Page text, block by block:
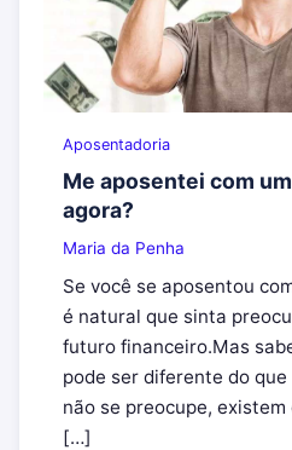
Aposentadoria
Me aposentei com
agora?
Maria da Penha
Se você se aposentou
é natural que sinta
futuro financeiro.Mas
pode ser diferente do
não se preocupe,
[…]